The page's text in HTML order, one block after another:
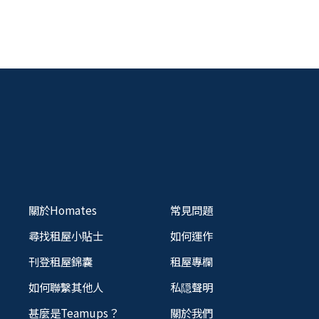
關於Homates
尋找租屋小貼士
刊登租屋錦囊
如何聯繫其他人
甚麼是Teamups？
常見問題
如何運作
租屋專欄
私隠聲明
關於我們